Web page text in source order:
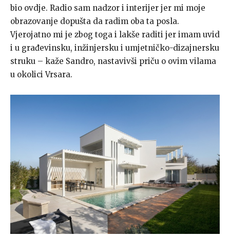
bio ovdje. Radio sam nadzor i interijer jer mi moje
obrazovanje dopušta da radim oba ta posla.
Vjerojatno mi je zbog toga i lakše raditi jer imam uvid
i u građevinsku, inžinjersku i umjetničko-dizajnersku
struku – kaže Sandro, nastavivši priču o ovim vilama
u okolici Vrsara.